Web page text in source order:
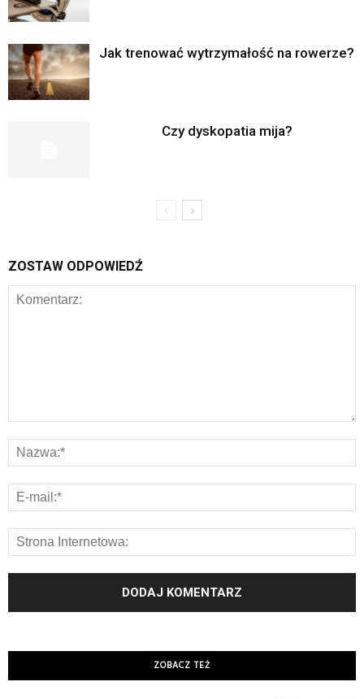
Jak trenować wytrzymałość na rowerze?
Czy dyskopatia mija?
ZOSTAW ODPOWIEDŹ
ZOBACZ TEŻ